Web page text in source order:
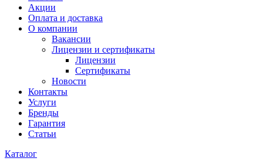
Акции
Оплата и доставка
О компании
Вакансии
Лицензии и сертификаты
Лицензии
Сертификаты
Новости
Контакты
Услуги
Бренды
Гарантия
Статьи
Каталог